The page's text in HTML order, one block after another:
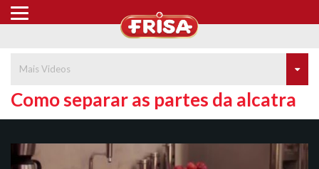
Mais Videos
Como separar as partes da alcatra